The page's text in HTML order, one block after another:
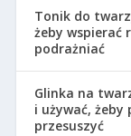
Tonik do
żeby wspierać
podrażniać
Glinka na
i używać,
przesuszyć